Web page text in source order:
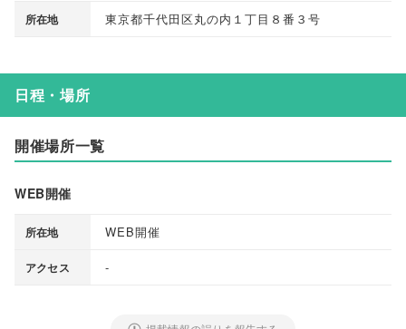
所在地 東京都千代田区丸の内１丁目８番３号
日程・場所
開催場所一覧
WEB開催
所在地 WEB開催
アクセス -